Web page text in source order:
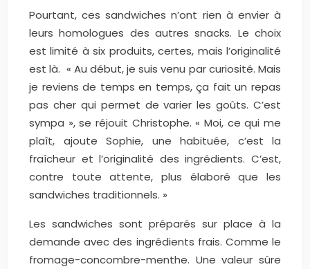
Pourtant, ces sandwiches n’ont rien à envier à
leurs homologues des autres snacks. Le choix
est limité à six produits, certes, mais l’originalité
est là. « Au début, je suis venu par curiosité. Mais
je reviens de temps en temps, ça fait un repas
pas cher qui permet de varier les goûts. C’est
sympa », se réjouit Christophe. « Moi, ce qui me
plaît, ajoute Sophie, une habituée, c’est la
fraîcheur et l’originalité des ingrédients. C’est,
contre toute attente, plus élaboré que les
sandwiches traditionnels. »
Les sandwiches sont préparés sur place à la
demande avec des ingrédients frais. Comme le
fromage-concombre-menthe. Une valeur sûre